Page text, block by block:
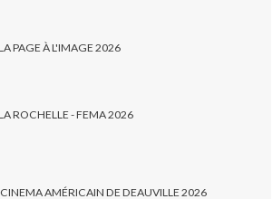
PAGE À L'IMAGE 2026
ROCHELLE - FEMA 2026
AMÉRICAIN DE DEAUVILLE 2026